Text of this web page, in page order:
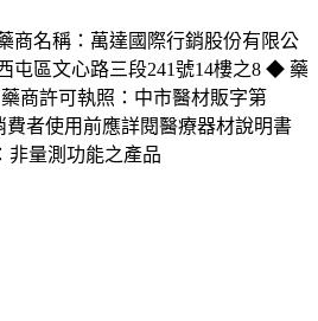
商名稱：萬達國際行銷股份有限公
屯區文心路三段241號14樓之8 ◆ 藥
商許可執照：中市醫材販字第
費者使用前應詳閱醫療器材說明書
非量測功能之產品